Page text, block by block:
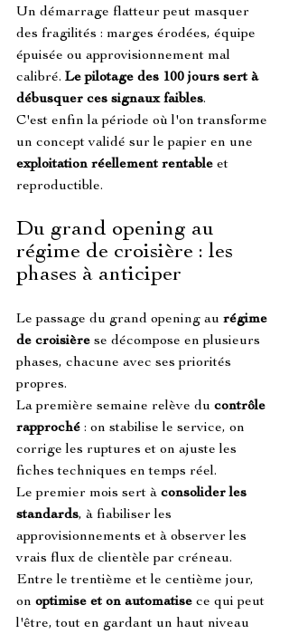
Un démarrage flatteur peut masquer
des fragilités : marges érodées, équipe
épuisée ou approvisionnement mal
calibré. Le pilotage des 100 jours sert à
débusquer ces signaux faibles.
C'est enfin la période où l'on transforme
un concept validé sur le papier en une
exploitation réellement rentable et
reproductible.
Du grand opening au
régime de croisière : les
phases à anticiper
Le passage du grand opening au régime
de croisière se décompose en plusieurs
phases, chacune avec ses priorités
propres.
La première semaine relève du contrôle
rapproché : on stabilise le service, on
corrige les ruptures et on ajuste les
fiches techniques en temps réel.
Le premier mois sert à consolider les
standards, à fiabiliser les
approvisionnements et à observer les
vrais flux de clientèle par créneau.
Entre le trentième et le centième jour,
on optimise et on automatise ce qui peut
l'être, tout en gardant un haut niveau